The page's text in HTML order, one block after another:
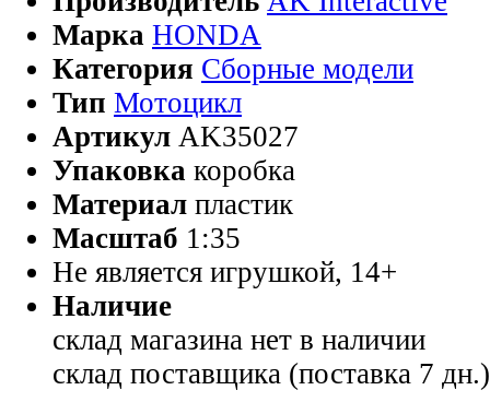
Марка HONDA
Категория Сборные модели
Тип Мотоцикл
Артикул AK35027
Упаковка коробка
Материал пластик
Масштаб 1:35
Не является игрушкой, 14+
Наличие
склад магазина нет в наличии
склад поставщика (поставка 7